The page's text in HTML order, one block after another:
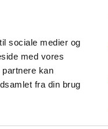
sociale medier og
med vores
kan
fra din brug
Udgivelser
Medicinsk